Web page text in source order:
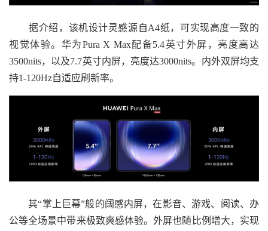
据介绍，该机设计灵感源自A4纸，可实现高度一致的
视觉体验。华为Pura X Max配备5.4英寸外屏，亮度高达
3500nits，以及7.7英寸内屏，亮度达3000nits。内外双屏均支
持1-120Hz自适应刷新率。
其“掌上巨幕”般的阔感内屏，在影音、游戏、阅读、办
公等全场景中带来极致爽感体验。外屏也随比例增大，实现